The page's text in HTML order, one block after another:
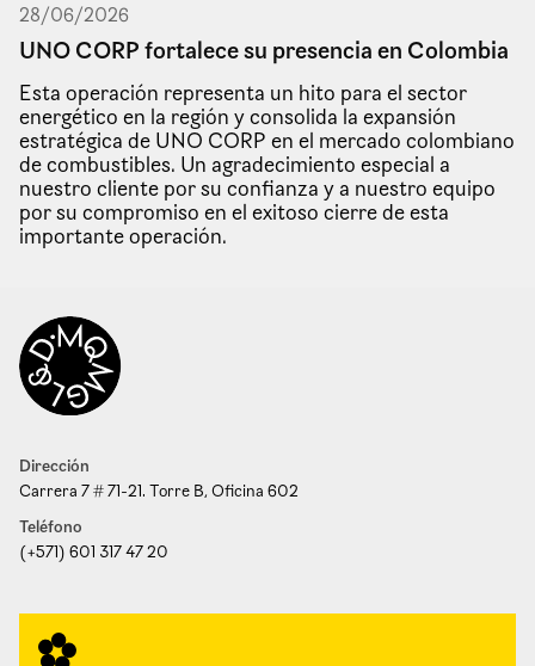
28/06/2026
UNO CORP fortalece su presencia en Colombia
Esta operación representa un hito para el sector
energético en la región y consolida la expansión
estratégica de UNO CORP en el mercado colombiano
de combustibles. Un agradecimiento especial a
nuestro cliente por su confianza y a nuestro equipo
por su compromiso en el exitoso cierre de esta
importante operación.
Dirección
Carrera 7 # 71-21. Torre B, Oficina 602
Teléfono
(+571) 601 317 47 20